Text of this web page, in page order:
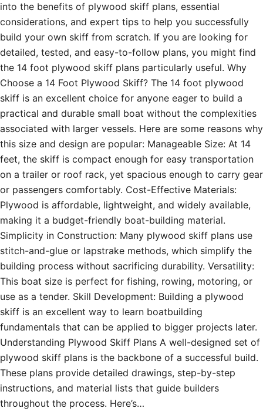
into the benefits of plywood skiff plans, essential
considerations, and expert tips to help you successfully
build your own skiff from scratch. If you are looking for
detailed, tested, and easy-to-follow plans, you might find
the 14 foot plywood skiff plans particularly useful. Why
Choose a 14 Foot Plywood Skiff? The 14 foot plywood
skiff is an excellent choice for anyone eager to build a
practical and durable small boat without the complexities
associated with larger vessels. Here are some reasons why
this size and design are popular: Manageable Size: At 14
feet, the skiff is compact enough for easy transportation
on a trailer or roof rack, yet spacious enough to carry gear
or passengers comfortably. Cost-Effective Materials:
Plywood is affordable, lightweight, and widely available,
making it a budget-friendly boat-building material.
Simplicity in Construction: Many plywood skiff plans use
stitch-and-glue or lapstrake methods, which simplify the
building process without sacrificing durability. Versatility:
This boat size is perfect for fishing, rowing, motoring, or
use as a tender. Skill Development: Building a plywood
skiff is an excellent way to learn boatbuilding
fundamentals that can be applied to bigger projects later.
Understanding Plywood Skiff Plans A well-designed set of
plywood skiff plans is the backbone of a successful build.
These plans provide detailed drawings, step-by-step
instructions, and material lists that guide builders
throughout the process. Here’s…